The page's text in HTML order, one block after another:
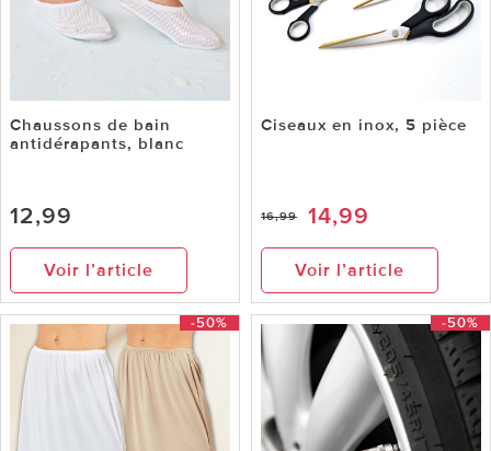
Chaussons de bain
antidérapants, blanc
12,99
Voir l’article
Ciseaux en inox, 5 pièce
16,99 14,99
Voir l’article
-50% -50%